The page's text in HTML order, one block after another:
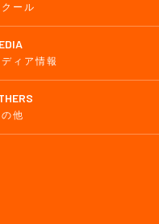
クール
ディア情報
他